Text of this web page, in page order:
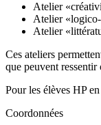
Atelier
Atelier
Atelier
Ces ateliers
que peuvent
Pour les élèves HP
Coordonnées